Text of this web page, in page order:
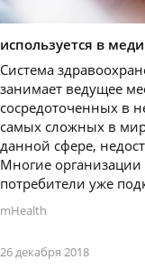
используется в
Система
занимает ведущее
сосредоточенных в
самых сложных в
данной сфере,
Многие
потребители уже
mHealth
26 декабря 2018